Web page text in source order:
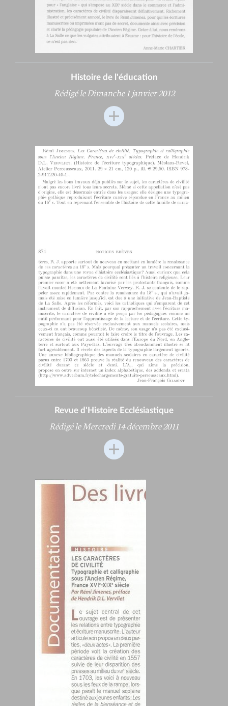
Histoire de l'éducation
Rédigé le Dimanche 1 janvier 2012
Revue d'Histoire Ecclésiastique
Rédigé le Mercredi 14 décembre 2011